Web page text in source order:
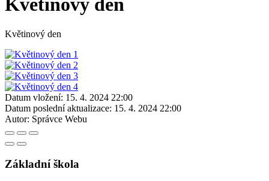
Květinový den
Květinový den
Datum vložení: 15. 4. 2024 22:00
Datum poslední aktualizace: 15. 4. 2024 22:00
Autor: Správce Webu
Základní škola